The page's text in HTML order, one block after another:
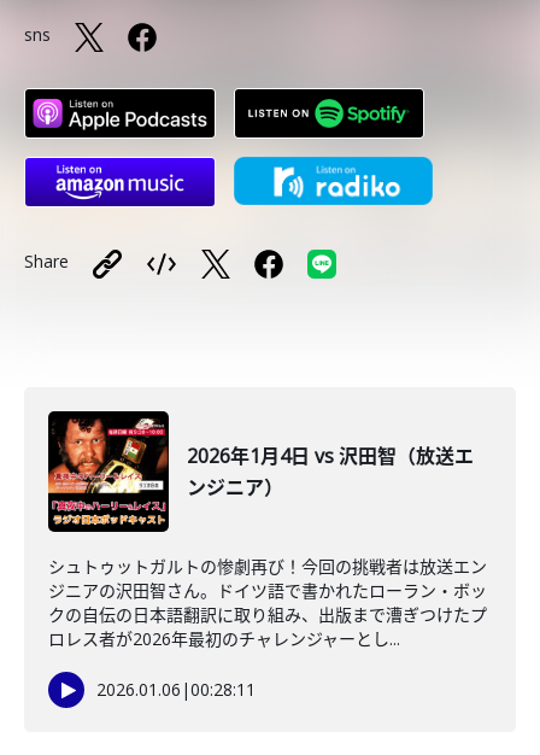
sns
Share
2026年1月4日 vs 沢田智（放送エ
ンジニア）
シュトゥットガルトの惨劇再び！今回の挑戦者は放送エン
ジニアの沢田智さん。ドイツ語で書かれたローラン・ボッ
クの自伝の日本語翻訳に取り組み、出版まで漕ぎつけたプ
ロレス者が2026年最初のチャレンジャーとし...
2026.01.06 |00:28:11